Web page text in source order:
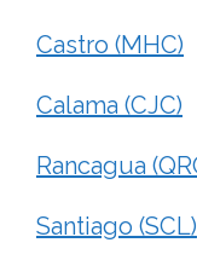
Castro (MHC)
Calama (CJC)
Rancagua
Santiago (SCL)